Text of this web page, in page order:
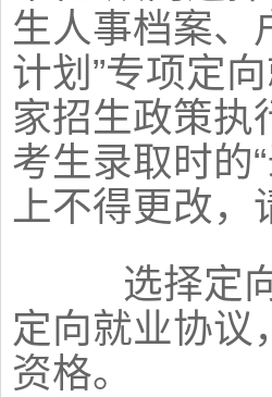
生人事档案、
计划”专项定
家招生政策执
考生录取时的
上不得更改，
选择定向
定向就业协议
资格。